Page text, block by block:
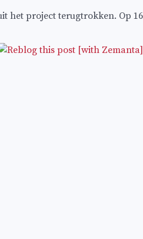
het project terugtrokken. Op 16